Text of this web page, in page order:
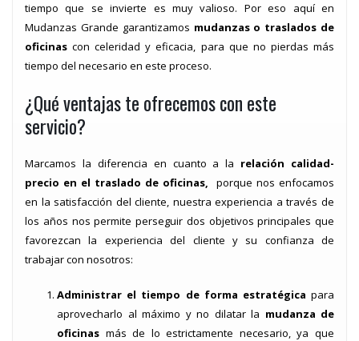
tiempo que se invierte es muy valioso. Por eso aquí en
Mudanzas Grande garantizamos mudanzas o traslados de
oficinas con celeridad y eficacia, para que no pierdas más
tiempo del necesario en este proceso.
¿Qué ventajas te ofrecemos con este
servicio?
Marcamos la diferencia en cuanto a la relación calidad-
precio en el traslado de oficinas, porque nos enfocamos
en la satisfacción del cliente, nuestra experiencia a través de
los años nos permite perseguir dos objetivos principales que
favorezcan la experiencia del cliente y su confianza de
trabajar con nosotros:
Administrar el tiempo de forma estratégica para
aprovecharlo al máximo y no dilatar la mudanza de
oficinas más de lo estrictamente necesario, ya que